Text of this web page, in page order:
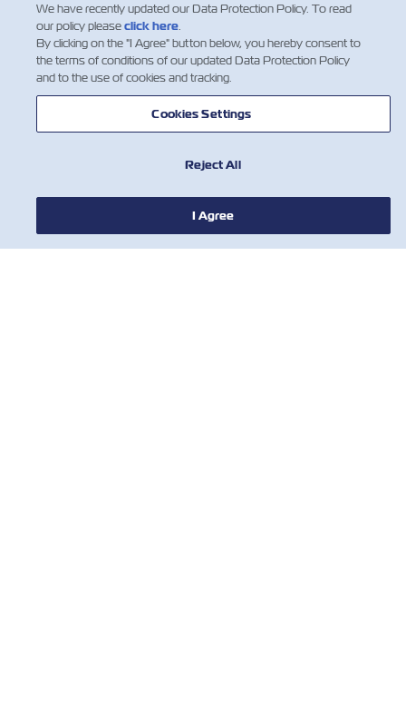
立即註冊 myZIM
註冊
關於ZIM
有用的信息
聯絡我們
工具
訂閱我們的郵件列表，以接收以星的最新更
We have recently updated our Data Protection Policy. To read
our policy pleaseclick here.
By clicking on the "I Agree" button below, you hereby consent to
the terms of conditions of our updated Data Protection Policy
and to the use of cookies and tracking.
Cookies Settings
Reject All
I Agree